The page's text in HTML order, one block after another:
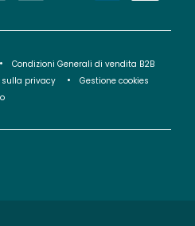
Condizioni Generali di vendita B2B
sulla privacy
Gestione cookies